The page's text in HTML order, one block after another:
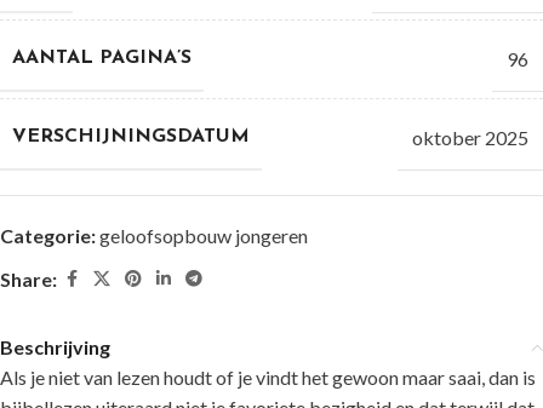
AANTAL PAGINA’S 96
VERSCHIJNINGSDATUM oktober 2025
Categorie:geloofsopbouw jongeren
Share:
Beschrijving
Als je niet van lezen houdt of je vindt het gewoon maar saai, dan is